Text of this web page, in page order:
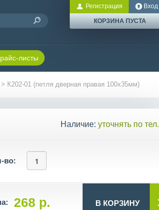
Регистрация Вход
КОРЗИНА ПУСТА
листы
> К202-01 (петля дверная правая 100х35мм)
Наличие: уточнять по тел.
во:
268 р. В КОРЗИНУ